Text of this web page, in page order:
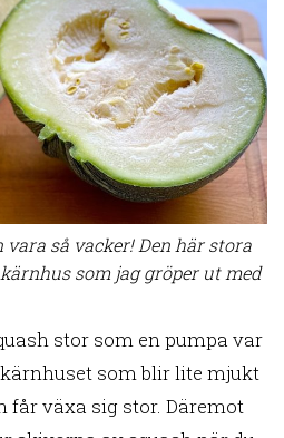
vara så vacker! Den här stora
som jag gröper ut med
stor som en pumpa var
som blir lite mjukt
får växa sig stor. Däremot